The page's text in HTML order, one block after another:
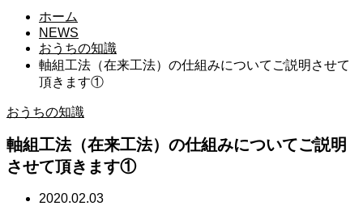
ホーム
NEWS
おうちの知識
軸組工法（在来工法）の仕組みについてご説明させて
頂きます①
おうちの知識
軸組工法（在来工法）の仕組みについてご説明
させて頂きます①
2020.02.03